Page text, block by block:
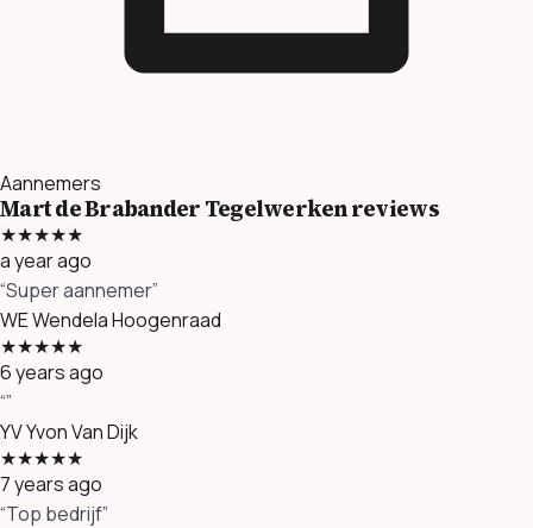
Aannemers
Mart de Brabander Tegelwerken reviews
★★★★★
a year ago
“Super aannemer”
WEWendela Hoogenraad
★★★★★
6 years ago
“”
YVYvon Van Dijk
★★★★★
7 years ago
“Top bedrijf”